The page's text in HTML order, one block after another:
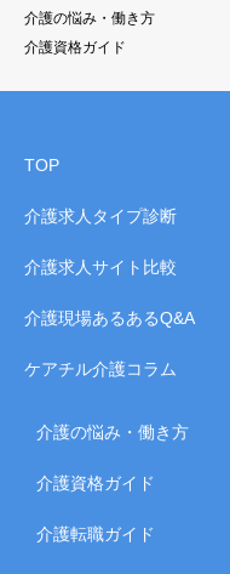
介護の悩み・働き方
介護資格ガイド
TOP
介護求人タイプ診断
介護求人サイト比較
介護現場あるあるQ&A
ケアチル介護コラム
介護の悩み・働き方
介護資格ガイド
介護転職ガイド